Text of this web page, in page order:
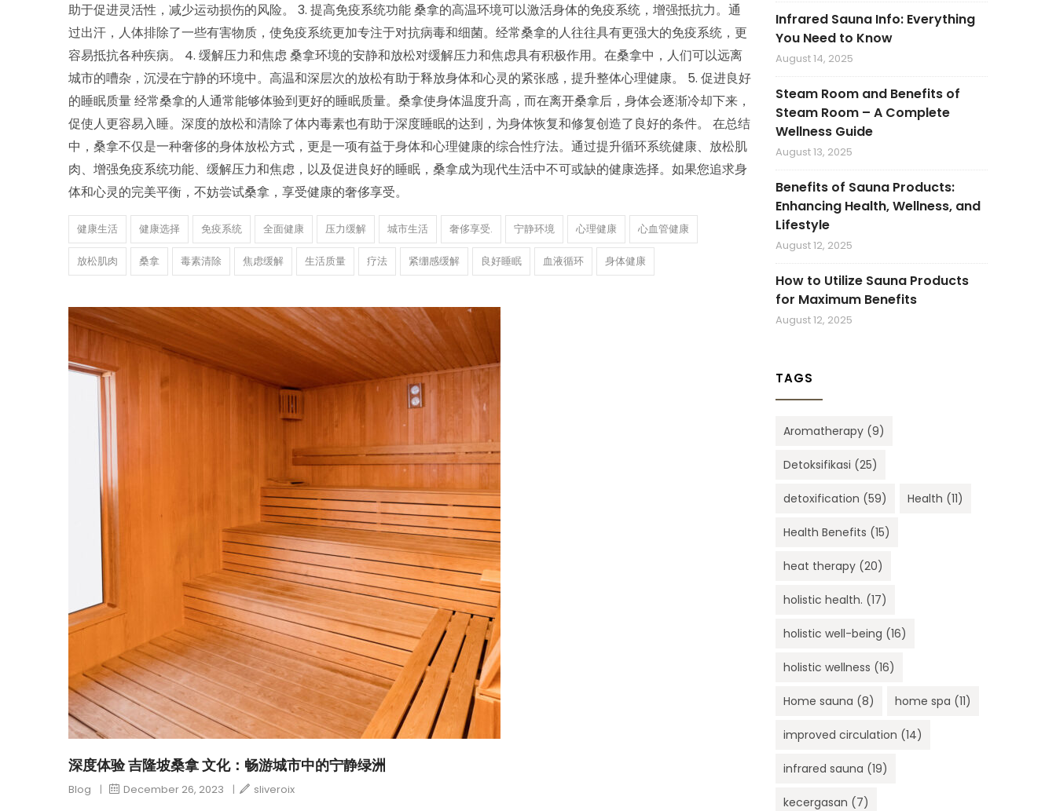
助于促进灵活性，减少运动损伤的风险。 3. 提高免疫系统功能 桑拿的高温环境可以激活身体的免疫系统，增强抵抗力。通
过出汗，人体排除了一些有害物质，使免疫系统更加专注于对抗病毒和细菌。经常桑拿的人往往具有更强大的免疫系统，更
容易抵抗各种疾病。 4. 缓解压力和焦虑 桑拿环境的安静和放松对缓解压力和焦虑具有积极作用。在桑拿中，人们可以远离
城市的嘈杂，沉浸在宁静的环境中。高温和深层次的放松有助于释放身体和心灵的紧张感，提升整体心理健康。 5. 促进良好
的睡眠质量 经常桑拿的人通常能够体验到更好的睡眠质量。桑拿使身体温度升高，而在离开桑拿后，身体会逐渐冷却下来，
促使人更容易入睡。深度的放松和清除了体内毒素也有助于深度睡眠的达到，为身体恢复和修复创造了良好的条件。 在总结
中，桑拿不仅是一种奢侈的身体放松方式，更是一项有益于身体和心理健康的综合性疗法。通过提升循环系统健康、放松肌
肉、增强免疫系统功能、缓解压力和焦虑，以及促进良好的睡眠，桑拿成为现代生活中不可或缺的健康选择。如果您追求身
体和心灵的完美平衡，不妨尝试桑拿，享受健康的奢侈享受。
健康生活 健康选择 免疫系统 全面健康 压力缓解 城市生活 奢侈享受. 宁静环境 心理健康 心血管健康
放松肌肉 桑拿 毒素清除 焦虑缓解 生活质量 疗法 紧绷感缓解 良好睡眠 血液循环 身体健康
深度体验 吉隆坡桑拿 文化：畅游城市中的宁静绿洲
Blog | December 26, 2023 | sliveroix
Infrared Sauna Info: Everything
You Need to Know
August 14, 2025
Steam Room and Benefits of
Steam Room – A Complete
Wellness Guide
August 13, 2025
Benefits of Sauna Products:
Enhancing Health, Wellness, and
Lifestyle
August 12, 2025
How to Utilize Sauna Products
for Maximum Benefits
August 12, 2025
TAGS
Aromatherapy (9)
Detoksifikasi (25)
detoxification (59) Health (11)
Health Benefits (15)
heat therapy (20)
holistic health. (17)
holistic well-being (16)
holistic wellness (16)
Home sauna (8) home spa (11)
improved circulation (14)
infrared sauna (19)
kecergasan (7)